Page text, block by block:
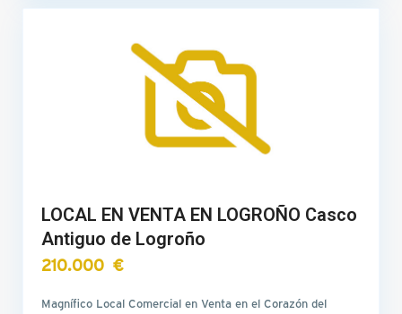
LOCAL EN VENTA EN LOGROÑO Casco
Antiguo de Logroño
210.000 €
Magnífico Local Comercial en Venta en el Corazón del